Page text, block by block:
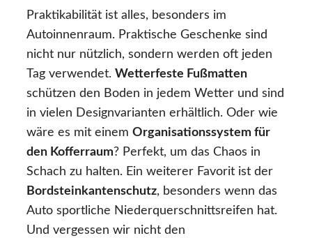
Praktikabilität ist alles, besonders im
Autoinnenraum. Praktische Geschenke sind
nicht nur nützlich, sondern werden oft jeden
Tag verwendet. Wetterfeste Fußmatten
schützen den Boden in jedem Wetter und sind
in vielen Designvarianten erhältlich. Oder wie
wäre es mit einem Organisationssystem für
den Kofferraum? Perfekt, um das Chaos in
Schach zu halten. Ein weiterer Favorit ist der
Bordsteinkantenschutz, besonders wenn das
Auto sportliche Niederquerschnittsreifen hat.
Und vergessen wir nicht den